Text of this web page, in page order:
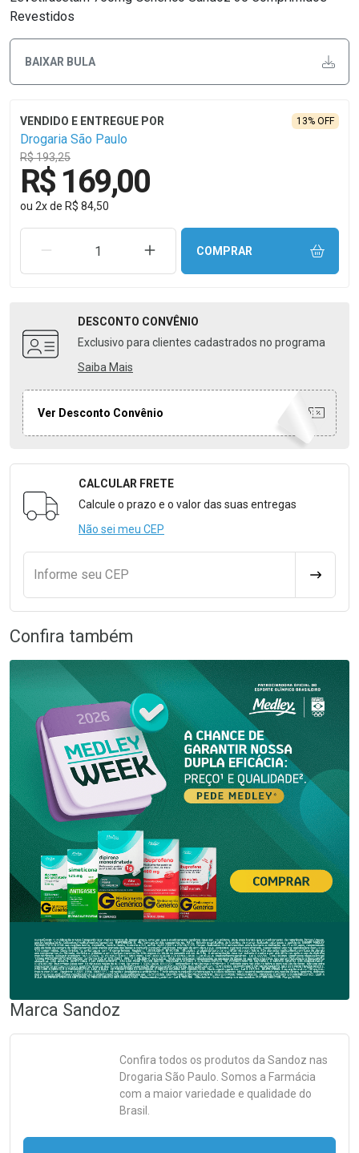
Revestidos
BAIXAR BULA
Drogaria São Paulo
R$ 193,25
13% OFF
R$ 169,00
ou 2xde R$ 84,50
REMOVER UMA UNIDADEAUMENTAR UMA UNIDADE
COMPRAR
DESCONTO CONVÊNIO
Exclusivo para clientes cadastrados no programa
Saiba Mais
Ver Desconto Convênio
Formulário para Calcular o Frete
CALCULAR FRETE
Calcule o prazo e o valor das suas entregas
Não sei meu CEP
Informe seu CEP
Confira também
Marca Sandoz
Confira todos os produtos da Sandoz nas
Drogaria São Paulo. Somos a Farmácia
com a maior variedade e qualidade do
Brasil.